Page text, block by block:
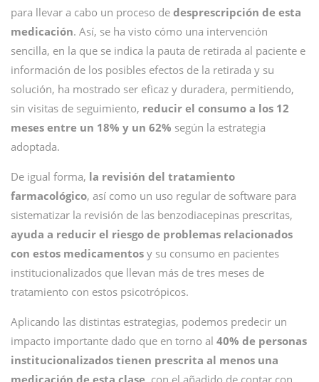
para llevar a cabo un proceso de desprescripción de esta
medicación. Así, se ha visto cómo una intervención
sencilla, en la que se indica la pauta de retirada al paciente e
información de los posibles efectos de la retirada y su
solución, ha mostrado ser eficaz y duradera, permitiendo,
sin visitas de seguimiento, reducir el consumo a los 12
meses entre un 18% y un 62% según la estrategia
adoptada.
De igual forma, la revisión del tratamiento
farmacológico, así como un uso regular de software para
sistematizar la revisión de las benzodiacepinas prescritas,
ayuda a reducir el riesgo de problemas relacionados
con estos medicamentos y su consumo en pacientes
institucionalizados que llevan más de tres meses de
tratamiento con estos psicotrópicos.
Aplicando las distintas estrategias, podemos predecir un
impacto importante dado que en torno al 40% de personas
institucionalizados tienen prescrita al menos una
medicación de esta clase , con el añadido de contar con